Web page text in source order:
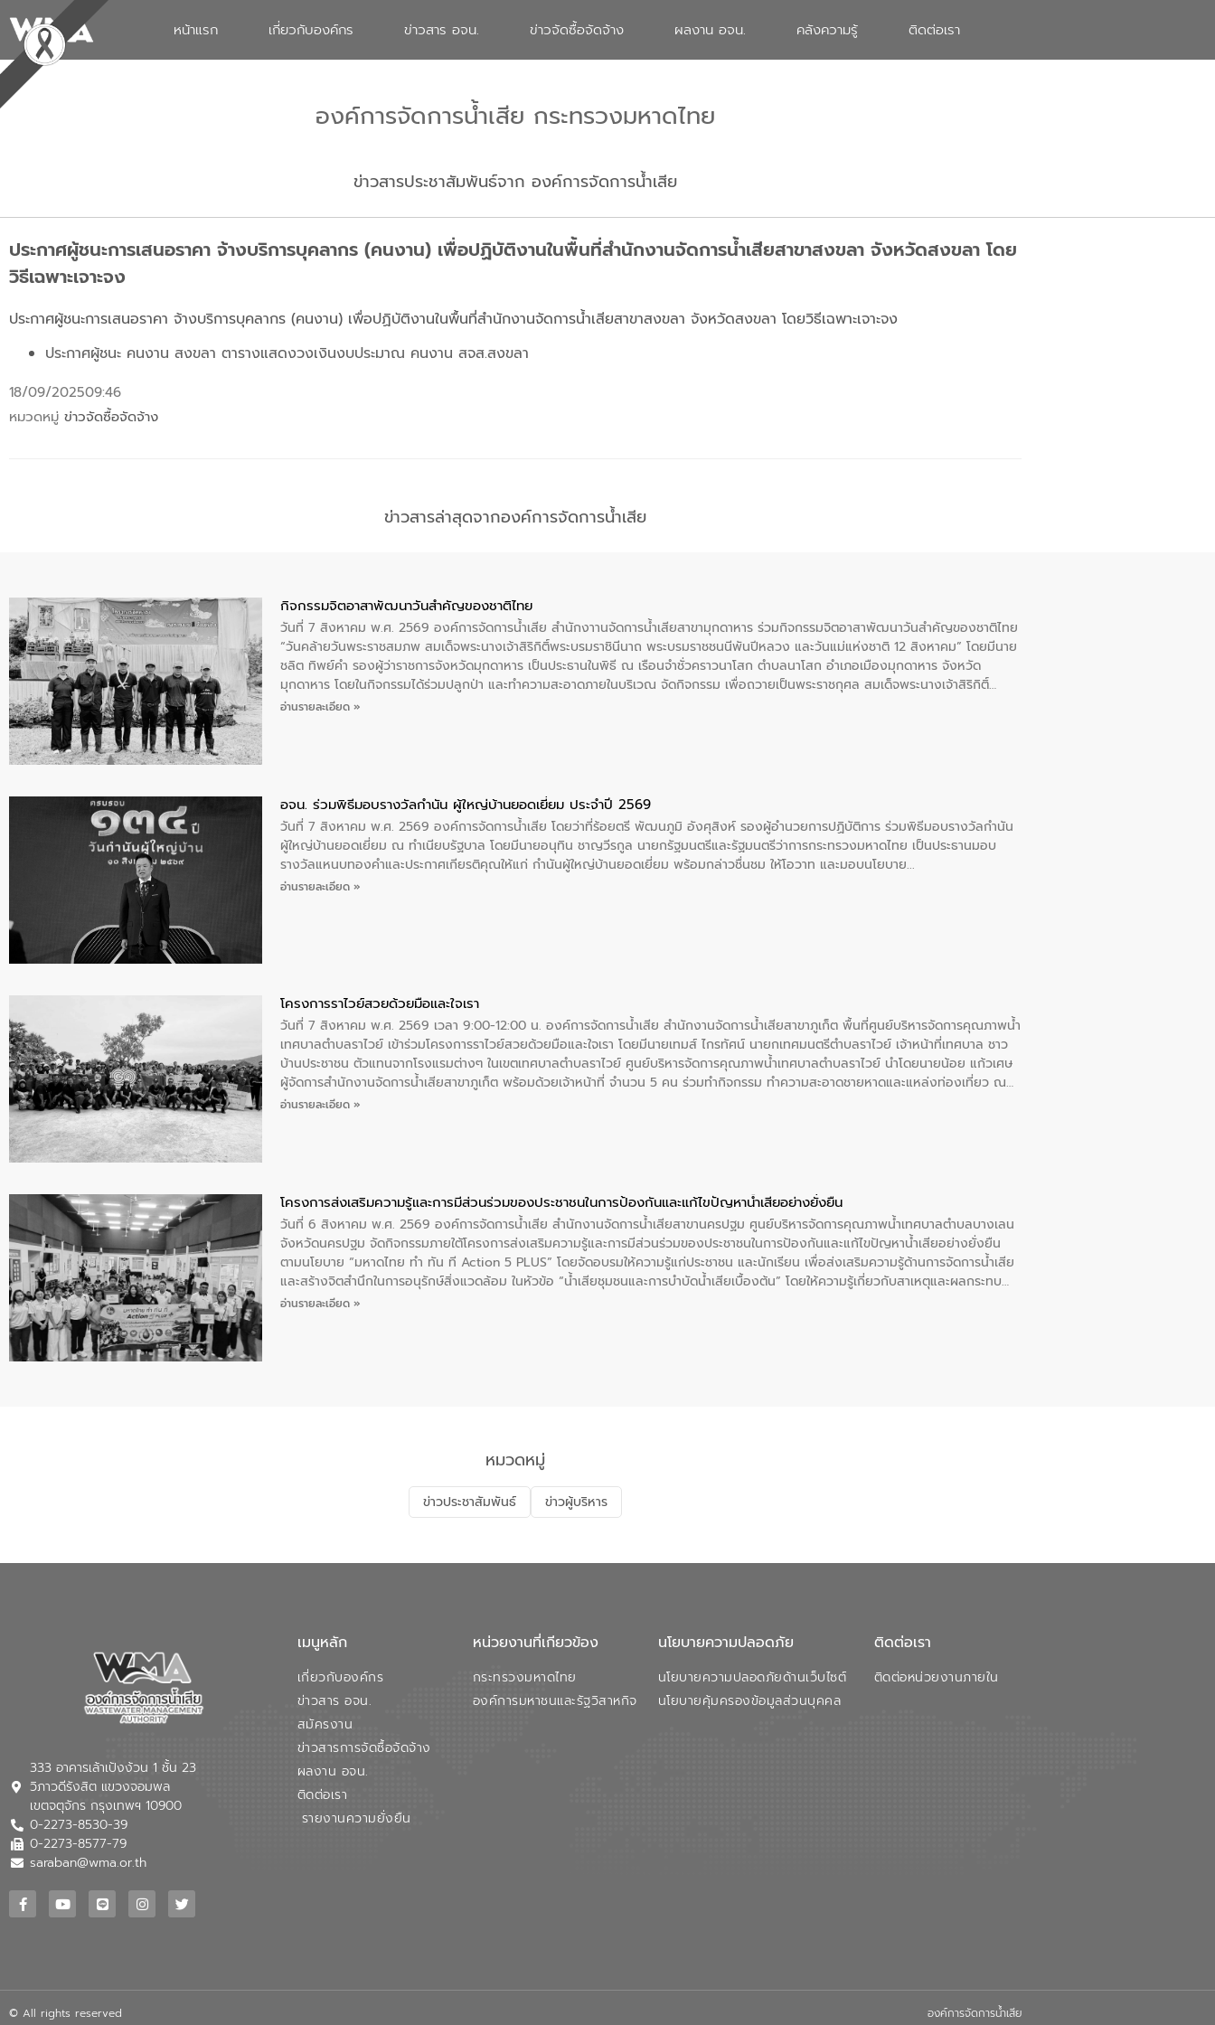
หน้าแรก เกี่ยวกับองค์กร ข่าวสาร อจน. ข่าวจัดซื้อจัดจ้าง ผลงาน อจน. คลังความรู้ ติดต่อเรา
องค์การจัดการน้ำเสีย กระทรวงมหาดไทย
ข่าวสารประชาสัมพันธ์จาก องค์การจัดการน้ำเสีย
ประกาศผู้ชนะการเสนอราคา จ้างบริการบุคลากร (คนงาน) เพื่อปฏิบัติงานในพื้นที่สำนักงานจัดการน้ำเสียสาขาสงขลา จังหวัดสงขลา โดย
วิธีเฉพาะเจาะจง
ประกาศผู้ชนะการเสนอราคา จ้างบริการบุคลากร (คนงาน) เพื่อปฏิบัติงานในพื้นที่สำนักงานจัดการน้ำเสียสาขาสงขลา จังหวัดสงขลา โดยวิธีเฉพาะเจาะจง
ประกาศผู้ชนะ คนงาน สงขลา ตารางแสดงวงเงินงบประมาณ คนงาน สจส.สงขลา
18/09/202509:46
หมวดหมู่ ข่าวจัดซื้อจัดจ้าง
ข่าวสารล่าสุดจากองค์การจัดการน้ำเสีย
กิจกรรมจิตอาสาพัฒนาวันสําคัญของชาติไทย
วันที่ 7 สิงหาคม พ.ศ. 2569 องค์การจัดการน้ำเสีย สำนักงาานจัดการน้ำเสียสาขามุกดาหาร ร่วมกิจกรรมจิตอาสาพัฒนาวันสําคัญของชาติไทย
“วันคล้ายวันพระราชสมภพ สมเด็จพระนางเจ้าสิริกิติ์พระบรมราชินีนาถ พระบรมราชชนนีพันปีหลวง และวันแม่แห่งชาติ 12 สิงหาคม” โดยมีนาย
ชลิต ทิพย์คำ รองผู้ว่าราชการจังหวัดมุกดาหาร เป็นประธานในพิธี ณ เรือนจําชั่วคราวนาโสก ตําบลนาโสก อําเภอเมืองมุกดาหาร จังหวัด
มุกดาหาร โดยในกิจกรรมได้ร่วมปลูกป่า และทําความสะอาดภายในบริเวณ จัดกิจกรรม เพื่อถวายเป็นพระราชกุศล สมเด็จพระนางเจ้าสิริกิติ์
พระบรมราชินีนาถ พระบรมราชชนนีพันปีหลวง พร้อมถวายสัจปฏิญาณ ทำความดีด้วยหัวใจ
อ่านรายละเอียด »
อจน. ร่วมพิธีมอบรางวัลกำนัน ผู้ใหญ่บ้านยอดเยี่ยม ประจำปี 2569
วันที่ 7 สิงหาคม พ.ศ. 2569 องค์การจัดการน้ำเสีย โดยว่าที่ร้อยตรี พัฒนภูมิ อังศุสิงห์ รองผู้อำนวยการปฏิบัติการ ร่วมพิธีมอบรางวัลกำนัน
ผู้ใหญ่บ้านยอดเยี่ยม ณ ทำเนียบรัฐบาล โดยมีนายอนุทิน ชาญวีรกูล นายกรัฐมนตรีและรัฐมนตรีว่าการกระทรวงมหาดไทย เป็นประธานมอบ
รางวัลแหนบทองคำและประกาศเกียรติคุณให้แก่ กำนันผู้ใหญ่บ้านยอดเยี่ยม พร้อมกล่าวชื่นชม ให้โอวาท และมอบนโยบาย
อ่านรายละเอียด »
โครงการราไวย์สวยด้วยมือและใจเรา
วันที่ 7 สิงหาคม พ.ศ. 2569 เวลา 9:00-12:00 น. องค์การจัดการน้ำเสีย สำนักงานจัดการน้ำเสียสาขาภูเก็ต พื้นที่ศูนย์บริหารจัดการคุณภาพน้ำ
เทศบาลตำบลราไวย์ เข้าร่วมโครงการราไวย์สวยด้วยมือและใจเรา โดยมีนายเทมส์ ไกรทัศน์ นายกเทศมนตรีตำบลราไวย์ เจ้าหน้าที่เทศบาล ชาว
บ้านประชาชน ตัวแทนจากโรงแรมต่างๆ ในเขตเทศบาลตำบลราไวย์ ศูนย์บริหารจัดการคุณภาพน้ำเทศบาลตำบลราไวย์ นำโดยนายน้อย แก้วเศษ
ผู้จัดการสำนักงานจัดการน้ำเสียสาขาภูเก็ต พร้อมด้วยเจ้าหน้าที่ จำนวน 5 คน ร่วมทำกิจกรรม ทำความสะอาดชายหาดและแหล่งท่องเที่ยว ณ
บริเวณแหลมพรหมเทพ หมู่ที่ 6 ตำบลราไวย์ อำเภอเมือง จังหวัดภูเก็ต
อ่านรายละเอียด »
โครงการส่งเสริมความรู้และการมีส่วนร่วมของประชาชนในการป้องกันและแก้ไขปัญหาน้ำเสียอย่างยั่งยืน
วันที่ 6 สิงหาคม พ.ศ. 2569 องค์การจัดการน้ำเสีย สำนักงานจัดการน้ำเสียสาขานครปฐม ศูนย์บริหารจัดการคุณภาพน้ำเทศบาลตำบลบางเลน
จังหวัดนครปฐม จัดกิจกรรมภายใต้โครงการส่งเสริมความรู้และการมีส่วนร่วมของประชาชนในการป้องกันและแก้ไขปัญหาน้ำเสียอย่างยั่งยืน
ตามนโยบาย “มหาดไทย ทำ ทัน ที Action 5 PLUS” โดยจัดอบรมให้ความรู้แก่ประชาชน และนักเรียน เพื่อส่งเสริมความรู้ด้านการจัดการน้ำเสีย
และสร้างจิตสำนึกในการอนุรักษ์สิ่งแวดล้อม ในหัวข้อ “น้ำเสียชุมชนและการบำบัดน้ำเสียเบื้องต้น” โดยให้ความรู้เกี่ยวกับสาเหตุและผลกระทบ
ของน้ำเสีย แนวทางการลดการเกิดน้ำเสียจากแหล่งกำเนิด การบำบัดน้ำเสียเบื้องต้นในครัวเรือน ณ เทศบาลตำบลบางเลน จังหวัดนครปฐม
อ่านรายละเอียด »
หมวดหมู่
ข่าวประชาสัมพันธ์ ข่าวผู้บริหาร
333 อาคารเล้าเป้งง้วน 1 ชั้น 23
วิภาวดีรังสิต แขวงจอมพล
เขตจตุจักร กรุงเทพฯ 10900
0-2273-8530-39
0-2273-8577-79
saraban@wma.or.th
เมนูหลัก
เกี่ยวกับองค์กร
ข่าวสาร อจน.
สมัครงาน
ข่าวสารการจัดซื้อจัดจ้าง
ผลงาน อจน.
ติดต่อเรา
รายงานความยั่งยืน
หน่วยงานที่เกียวข้อง
กระทรวงมหาดไทย
องค์การมหาชนและรัฐวิสาหกิจ
นโยบายความปลอดภัย
นโยบายความปลอดภัยด้านเว็บไซต์
นโยบายคุ้มครองข้อมูลส่วนบุคคล
ติดต่อเรา
ติดต่อหน่วยงานภายใน
© All rights reserved องค์การจัดการน้ำเสีย